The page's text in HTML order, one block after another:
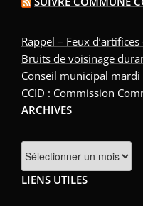
Rappel – Feux
Bruits de voisinage
Conseil municipal
CCID : Commission
ARCHIVES
Archives
LIENS UTILES